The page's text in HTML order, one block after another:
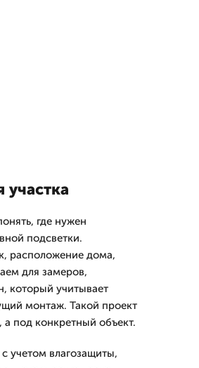
участка
где нужен
подсветки.
расположение дома,
для замеров,
который учитывает
монтаж. Такой проект
под конкретный объект.
учетом влагозащиты,